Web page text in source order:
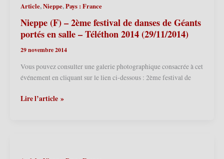
Cantinières
2015
(19/04/2015)
Article,Nieppe,Pays : France
Nieppe (F) – 2ème festival de danses de Géants
portés en salle – Téléthon 2014 (29/11/2014)
29 novembre 2014
Vous pouvez consulter une galerie photographique consacrée à cet
événement en cliquant sur le lien ci-dessous : 2ème festival de
Nieppe
Lire l’article »